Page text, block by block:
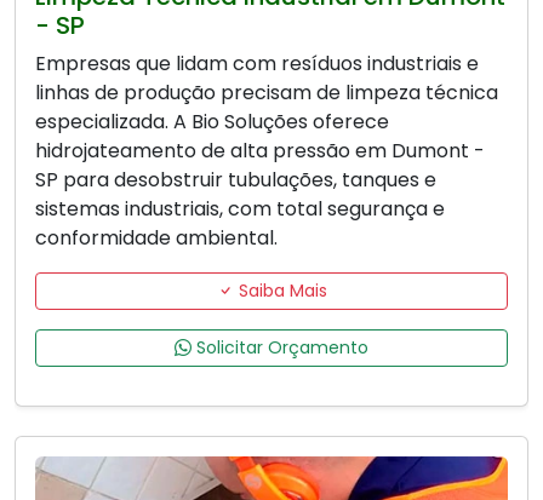
- SP
Empresas que lidam com resíduos industriais e
linhas de produção precisam de limpeza técnica
especializada. A Bio Soluções oferece
hidrojateamento de alta pressão em Dumont -
SP para desobstruir tubulações, tanques e
sistemas industriais, com total segurança e
conformidade ambiental.
Saiba Mais
Solicitar Orçamento